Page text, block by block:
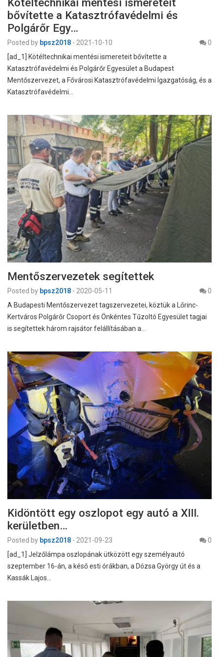
Kötéltechnikai mentési ismereteit
bővítette a Katasztrófavédelmi és
Polgárőr Egy…
Posted by bpsz2018 - 2021-10-10
0
[ad_1] Kötéltechnikai mentési ismereteit bővítette a
Katasztrófavédelmi és Polgárőr Egyesület a Budapest
Mentőszervezet, a Fővárosi Katasztrófavédelmi Igazgatóság, és a
Katasztrófavédelmi…
Mentőszervezetek segítettek
Posted by bpsz2018 - 2020-05-11
0
A Budapesti Mentőszervezet tagszervezetei, köztük a Lőrinc-
Kertváros Polgárőr Csoport és Önkéntes Tűzoltó Egyesület tagjai
is segítettek három rajsátor felállításában a…
Kidöntött egy oszlopot egy autó a XIII.
kerületben…
Posted by bpsz2018 - 2021-09-23
0
[ad_1] Jelzőlámpa oszlopának ütközött egy személyautó
szeptember 16-án, a késő esti órákban, a Dózsa György út és a
Kassák Lajos…